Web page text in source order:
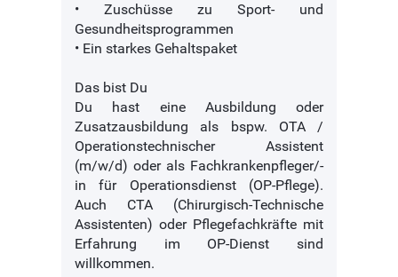
• Zuschüsse zu Sport- und
Gesundheitsprogrammen
• Ein starkes Gehaltspaket
Das bist Du
Du hast eine Ausbildung oder
Zusatzausbildung als bspw. OTA /
Operationstechnischer Assistent
(m/w/d) oder als Fachkrankenpfleger/-
in für Operationsdienst (OP-Pflege).
Auch CTA (Chirurgisch-Technische
Assistenten) oder Pflegefachkräfte mit
Erfahrung im OP-Dienst sind
willkommen.